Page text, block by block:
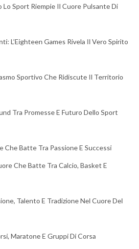
Lo Sport Riempie Il Cuore Pulsante Di
L’Eighteen Games Rivela Il Vero Spirito
Sportivo Che Ridiscute Il Territorio
Tra Promesse E Futuro Dello Sport
Che Batte Tra Passione E Successi
Che Batte Tra Calcio, Basket E
Talento E Tradizione Nel Cuore Del
Maratone E Gruppi Di Corsa